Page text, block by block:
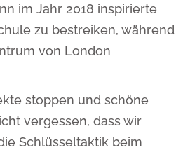
im Jahr 2018 inspirierte
zu bestreiken, während
von London
stoppen und schöne
vergessen, dass wir
Schlüsseltaktik beim